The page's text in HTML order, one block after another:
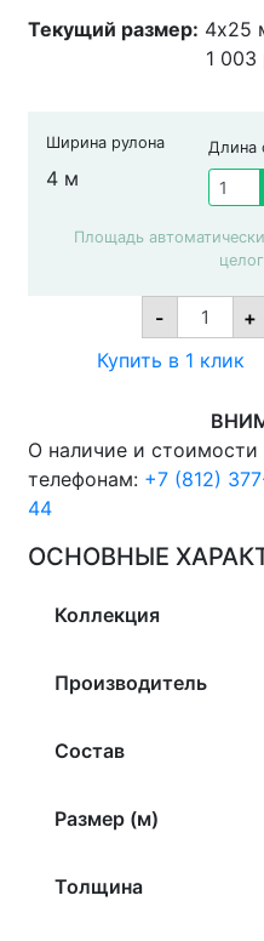
Текущий размер: 4x25
1 003
Ширина рулона
4 м
Длина
Площадь
-
Balta
Tweed
030
+
Купить в 1 клик
О наличие и стоимости
телефонам: +7 (812)
44
ОСНОВНЫЕ
Коллекция
Производитель
Состав
Размер (м)
Толщина